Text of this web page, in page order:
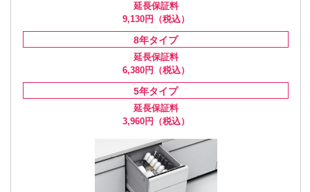
延長保証料
9,130円 （税込）
8年タイプ
延長保証料
6,380円 （税込）
5年タイプ
延長保証料
3,960円 （税込）